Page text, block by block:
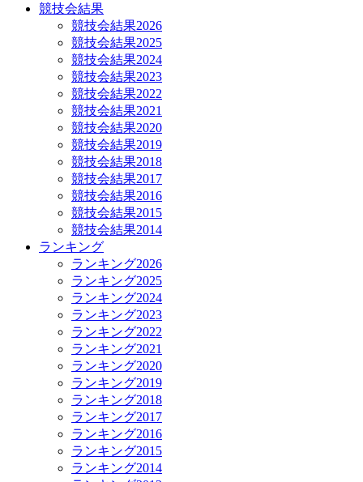
競技会結果
競技会結果2026
競技会結果2025
競技会結果2024
競技会結果2023
競技会結果2022
競技会結果2021
競技会結果2020
競技会結果2019
競技会結果2018
競技会結果2017
競技会結果2016
競技会結果2015
競技会結果2014
ランキング
ランキング2026
ランキング2025
ランキング2024
ランキング2023
ランキング2022
ランキング2021
ランキング2020
ランキング2019
ランキング2018
ランキング2017
ランキング2016
ランキング2015
ランキング2014